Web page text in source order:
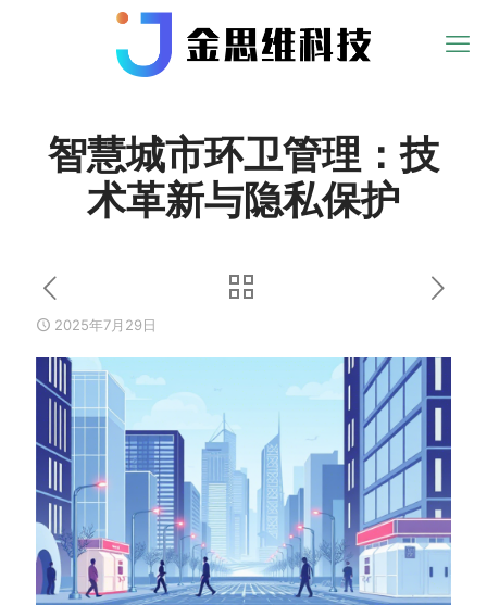
智慧城市环卫管理：技
术革新与隐私保护
2025年7月29日